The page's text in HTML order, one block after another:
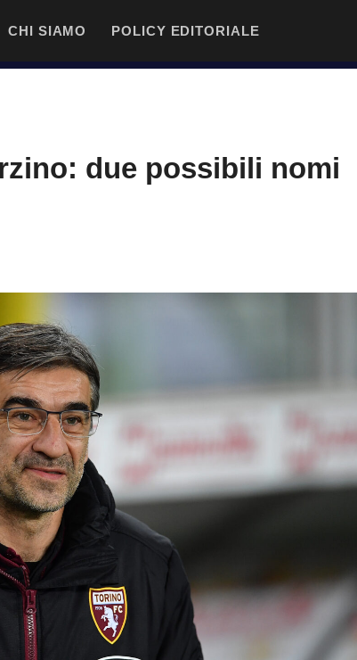
CHI SIAMO POLICY EDITORIALE
due possibili nomi